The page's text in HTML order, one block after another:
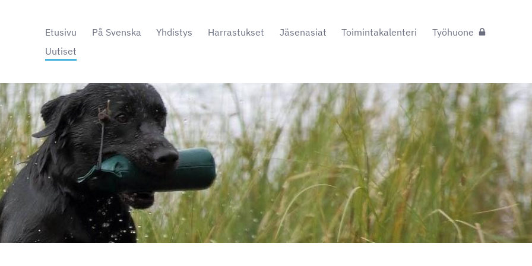
Etusivu På Svenska Yhdistys Harrastukset Jäsenasiat Toimintakalenteri
Työhuone
Uutiset